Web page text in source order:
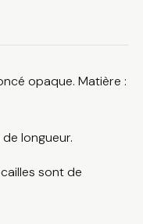
opaque. Matière :
longueur.
sont de